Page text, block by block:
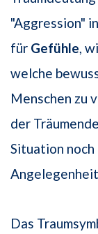
"Aggression"
für Gefühle,
welche
Menschen zu
der
Situation noch
Das